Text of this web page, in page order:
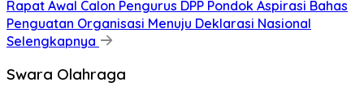
Rapat Awal Calon Pengurus DPP Pondok Aspirasi Bahas
Penguatan Organisasi Menuju Deklarasi Nasional
Selengkapnya
Swara Olahraga